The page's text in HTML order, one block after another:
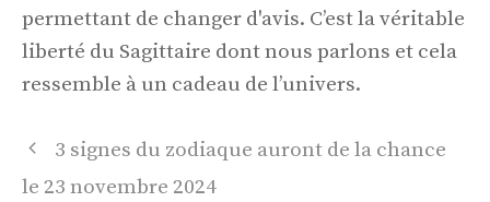
permettant de changer d'avis. C’est la véritable
liberté du Sagittaire dont nous parlons et cela
ressemble à un cadeau de l’univers.
Navigation
des
3 signes du zodiaque auront de la chance
le 23 novembre 2024